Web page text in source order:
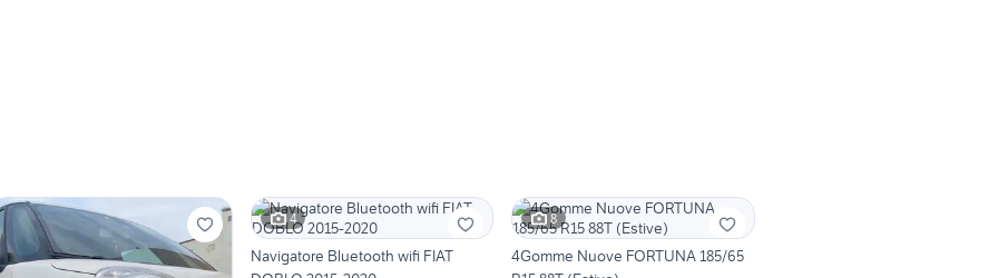
4
Navigatore Bluetooth wifi FIAT
8
4Gomme Nuove FORTUNA 185/65